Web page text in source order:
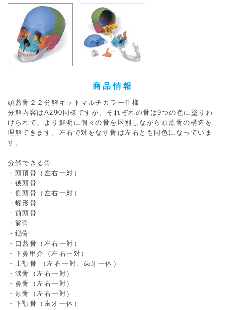
商品情報
頭蓋骨２２分解キットマルチカラー仕様
分解内容はA290同様ですが、それぞれの骨は9つの色に塗りわ
けられて、より鮮明に個々の骨を区別しながら頭蓋骨の構造を
理解できます。左右で対をなす骨は左右とも同色になっていま
す。
分解できる骨
・頭頂骨（左右一対）
・後頭骨
・側頭骨（左右一対）
・蝶形骨
・前頭骨
・篩骨
・鋤骨
・口蓋骨（左右一対）
・下鼻甲介（左右一対）
・上顎骨 （左右一対、歯牙一体）
・涙骨（左右一対）
・鼻骨（左右一対）
・頬骨（左右一対）
・下顎骨（歯牙一体）